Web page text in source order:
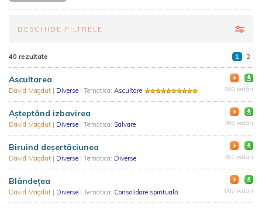
DESCHIDE FILTRELE
40 rezultate 1 2
Ascultarea
David Magdut | Diverse | Tematica: Ascultare 800 redări
Așteptând izbavirea
David Magdut | Diverse | Tematica: Salvare 408 redări
Biruind deşertăciunea
David Magdut | Diverse | Tematica: Diverse 497 redări
Blândeţea
David Magdut | Diverse | Tematica: Consolidare spirituală 609 redări